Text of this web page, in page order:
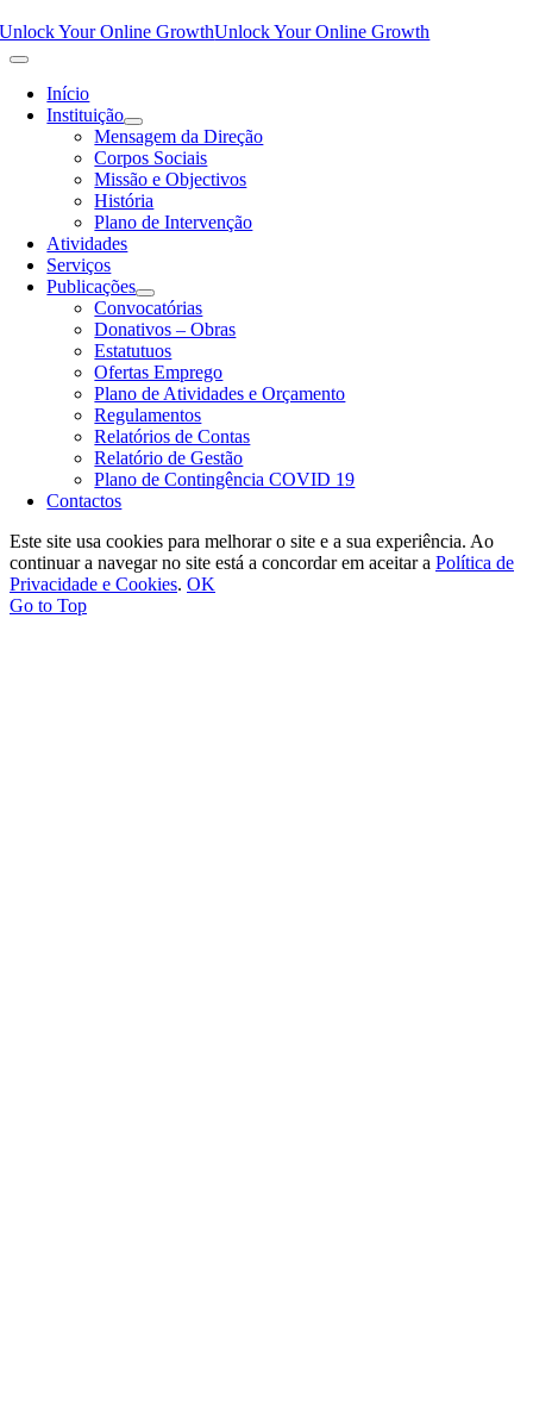
Unlock Your Online GrowthUnlock Your Online Growth
Início
Instituição
Mensagem da Direção
Corpos Sociais
Missão e Objectivos
História
Plano de Intervenção
Atividades
Serviços
Publicações
Convocatórias
Donativos – Obras
Estatutuos
Ofertas Emprego
Plano de Atividades e Orçamento
Regulamentos
Relatórios de Contas
Relatório de Gestão
Plano de Contingência COVID 19
Contactos
Este site usa cookies para melhorar o site e a sua experiência. Ao
continuar a navegar no site está a concordar em aceitar a Política de
Privacidade e Cookies. OK
Go to Top